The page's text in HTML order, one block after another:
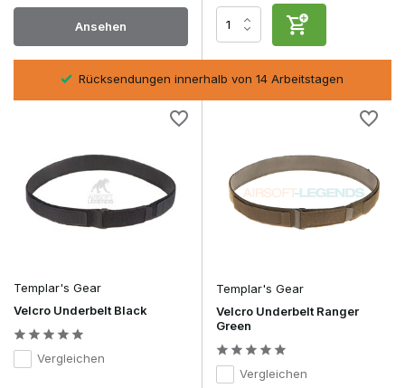
Erweiterungsmöglichkeiten wie herkömmliches MOLLE,
sind jedoch leichter und haben ein schlankeres Profil.
Kampfgürtel mit Metall-Cobra-Schnalle:Entwickelt
für den intensiven Einsatz, bei dem maximale Stabilität
und Zuverlässigkeit gefragt sind.
Leichter und hervorragend geeignet für Airsoft als
Freizeitbeschäftigung sowie für den Allround-Einsatz.
Ein Combat Belt bildet eine stabile Plattform für Ausrüstung,
auf die man schnell zugreifen möchte. Pistolenhalfter,
Magazintaschen
, eineDump-Pouchoder einIFAKsind an
der Hüfte oft schneller zugänglich als wenn sie an einem
Plate Carrier befestigt sind. Außerdem bleibt der Brustbereich
Achte bei der Auswahl eines Kampfgürtels unter anderem
auf Folgendes:
Traditionelles MOLLE oder Laser Cut
deinen Vorlieben.
für die gewünschte Stabilität und den
Ansehen
Rücksendungen innerhalb von 14 Arbeitstagen
Templar's Gear
Velcro Underbelt Black
Vergleichen
Templar's Gear
Velcro Underbelt Ranger
Green
Vergleichen